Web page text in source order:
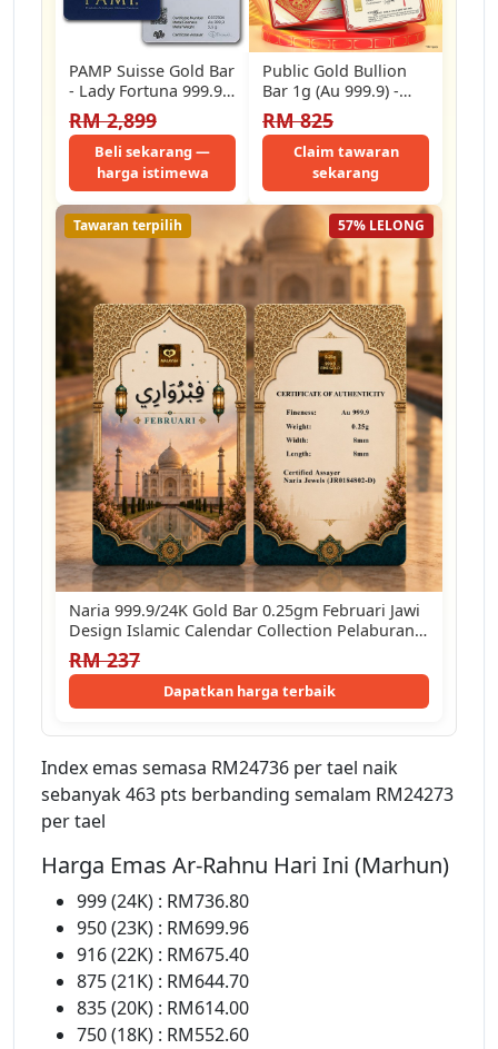
PAMP Suisse Gold Bar
- Lady Fortuna 999.9
[2.5 gram] GET FREE…
RM 2,899
Beli sekarang —
harga istimewa
Public Gold Bullion
Bar 1g (Au 999.9) -
Snake
RM 825
Claim tawaran
sekarang
57% LELONG
Tawaran terpilih
Naria 999.9/24K Gold Bar 0.25gm Februari Jawi
Design Islamic Calendar Collection Pelaburan…
RM 237
Dapatkan harga terbaik
Index emas semasa RM24736 per tael naik
sebanyak 463 pts berbanding semalam RM24273
per tael
Harga Emas Ar-Rahnu Hari Ini (Marhun)
999 (24K) : RM736.80
950 (23K) : RM699.96
916 (22K) : RM675.40
875 (21K) : RM644.70
835 (20K) : RM614.00
750 (18K) : RM552.60